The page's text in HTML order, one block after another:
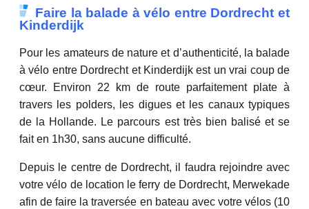
Faire la balade à vélo entre Dordrecht et
Kinderdijk
Pour les amateurs de nature et d’authenticité, la balade
à vélo entre Dordrecht et Kinderdijk est un vrai coup de
cœur. Environ 22 km de route parfaitement plate à
travers les polders, les digues et les canaux typiques
de la Hollande. Le parcours est très bien balisé et se
fait en 1h30, sans aucune difficulté.
Depuis le centre de Dordrecht, il faudra rejoindre avec
votre vélo de location le ferry de Dordrecht, Merwekade
afin de faire la traversée en bateau avec votre vélos (10